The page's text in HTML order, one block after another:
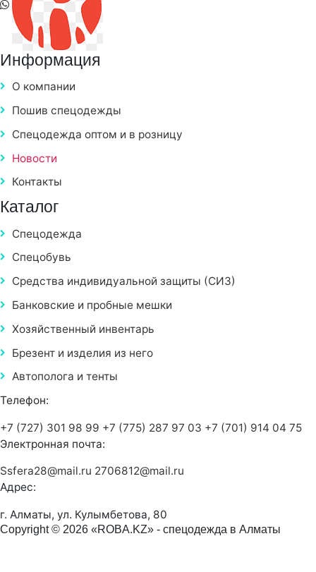
Информация
О компании
Пошив спецодежды
Спецодежда оптом и в розницу
Новости
Контакты
Каталог
Спецодежда
Спецобувь
Средства индивидуальной защиты (СИЗ)
Банковские и пробные мешки
Хозяйственный инвентарь
Брезент и изделия из него
Автополога и тенты
Телефон:
+7 (727) 301 98 99 +7 (775) 287 97 03 +7 (701) 914 04 75
Электронная почта:
Ssfera28@mail.ru 2706812@mail.ru
Адрес:
г. Алматы, ул. Кулымбетова, 80
Copyright © 2026 «ROBA.KZ» - спецодежда в Алматы